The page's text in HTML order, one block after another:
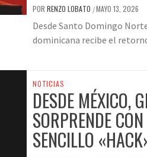
POR RENZO LOBATO /MAYO 13, 2026
Desde Santo Domingo
dominicana recibe el
NOTICIAS
DESDE MÉXICO,
SORPRENDE
SENCILLO